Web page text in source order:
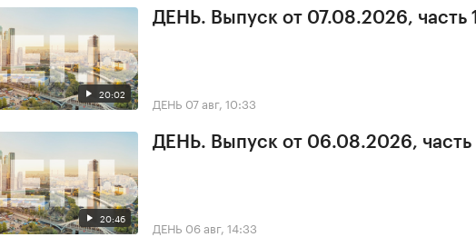
20:02
ДЕНЬ. Выпуск от 07.08.2026, часть 1
ДЕНЬ 07 авг, 10:33
20:46
ДЕНЬ. Выпуск от 06.08.2026, часть
ДЕНЬ 06 авг, 14:33